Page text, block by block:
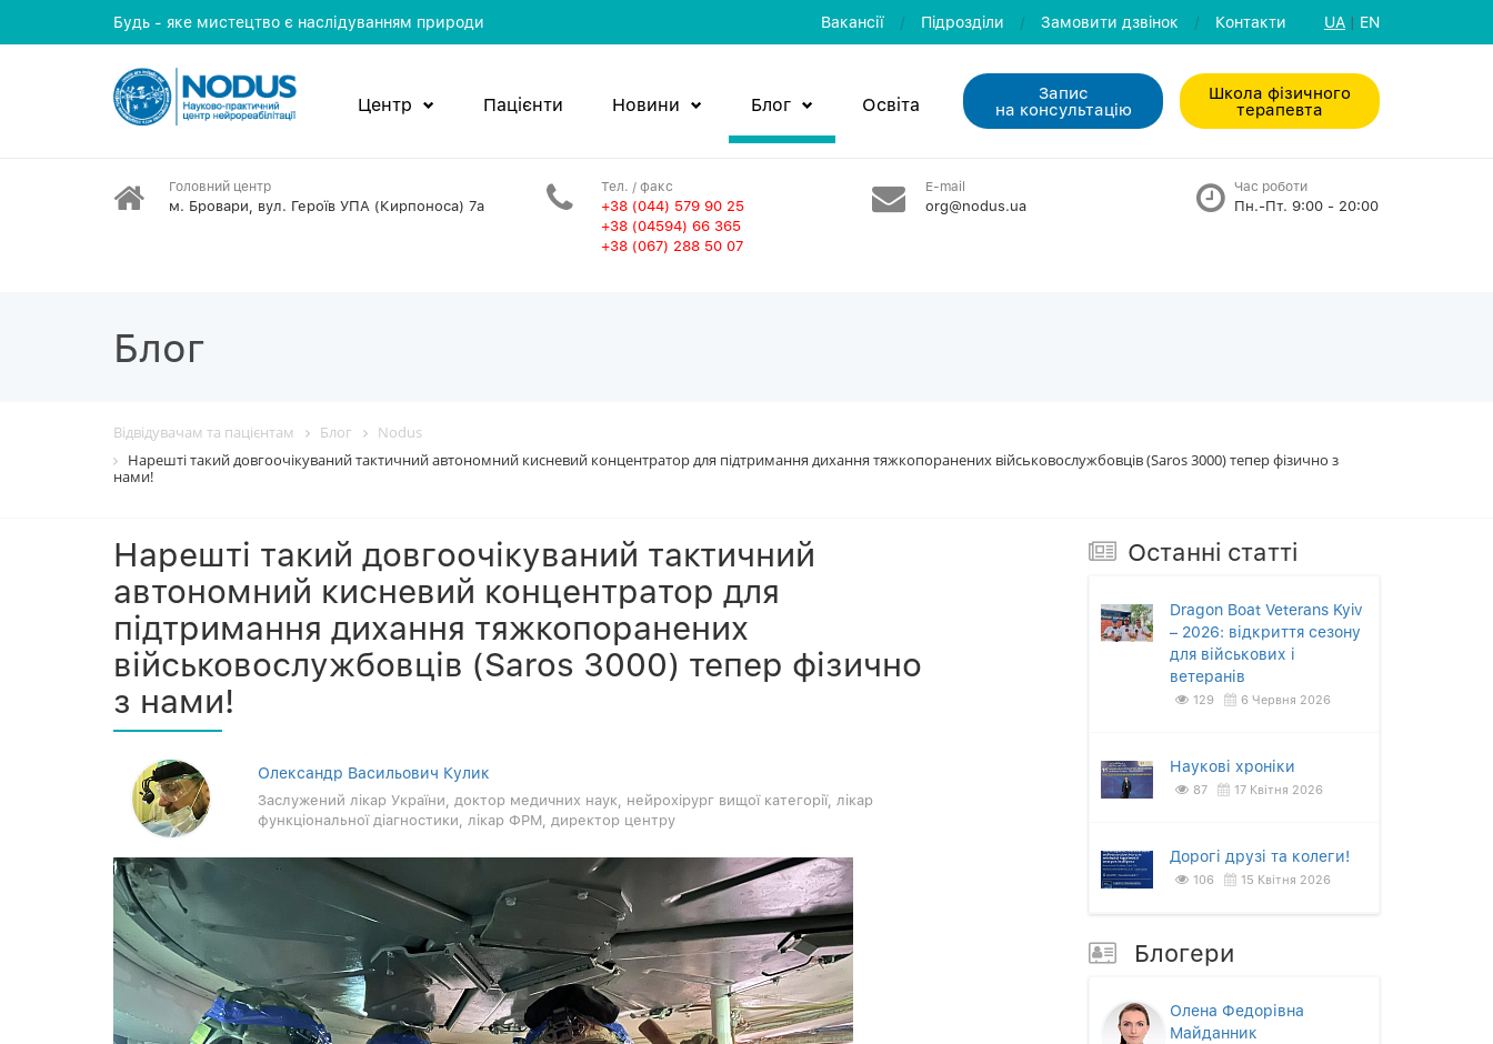
Будь - яке мистецтво є наслідуванням природи Вакансії / Пiдроздiли / Замовити дзвiнок / Контакти UA | EN
Центр Пацієнти Новини Блог Освiта
Запис
на консультацiю
Школа фізичного
терапевта
Головний центр
м. Бровари, вул. Героїв УПА (Кирпоноса) 7а
Тел. / факс
+38 (044) 579 90 25
+38 (04594) 66 365
+38 (067) 288 50 07
E-mail
org@nodus.ua
Час роботи
Пн.-Пт. 9:00 - 20:00
Блог
Відвідувачам та пацієнтам Блог
Nodus
Нарешті такий довгоочікуваний тактичний автономний кисневий концентратор для підтримання дихання тяжкопоранених військовослужбовців (Saros 3000) тепер фізично з
нами!
Нарешті такий довгоочікуваний тактичний
автономний кисневий концентратор для
підтримання дихання тяжкопоранених
військовослужбовців (Saros 3000) тепер фізично
з нами!
Олександр Васильович Кулик
Заслужений лікар України, доктор медичних наук, нейрохірург вищої категорії, лікар
функціональної діагностики, лікар ФРМ, директор центру
Останнi статтi
Dragon Boat Veterans Kyiv
– 2026: відкриття сезону
для військових і
ветеранів
129 6 Червня 2026
Наукові хроніки
87 17 Квітня 2026
Дорогі друзі та колеги!
106 15 Квітня 2026
Блогери
Олена Федорівна
Майданник